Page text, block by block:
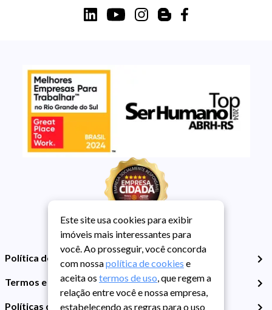
Política de Privacidade
Termos e Condições de Uso
Políticas de Cookies
Este site usa cookies para exibir
imóveis mais interessantes para
você. Ao prosseguir, você concorda
com nossapolítica de cookies e
aceita os termos de uso, que regem a
relação entre você e nossa empresa,
estabelecendo as regras para o uso